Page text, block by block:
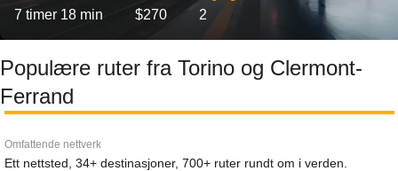
7 timer 18 min $270 2
Populære ruter fra Torino og Clermont-
Ferrand
Omfattende nettverk
Ett nettsted, 34+ destinasjoner, 700+ ruter rundt om i verden.